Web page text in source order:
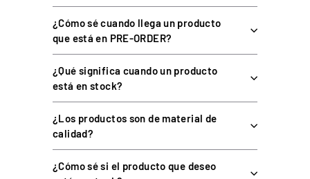
Incluye soporte para shifter compatible con múltiples
marcas.
Diseño modular y escalable, preparado para sistemas de
movimiento ProSimu.
ESPECIFICACIONES TÉCNICAS
CARACTERÍSTICA DETALLE
¿Cómo sé cuando llega un producto
que está en PRE-ORDER?
¿Qué significa cuando un producto
está en stock?
¿Los productos son de material de
calidad?
¿Cómo sé si el producto que deseo